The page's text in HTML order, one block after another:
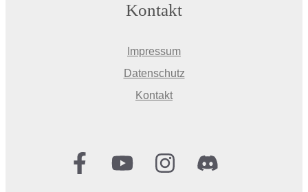
Kontakt
Impressum
Datenschutz
Kontakt